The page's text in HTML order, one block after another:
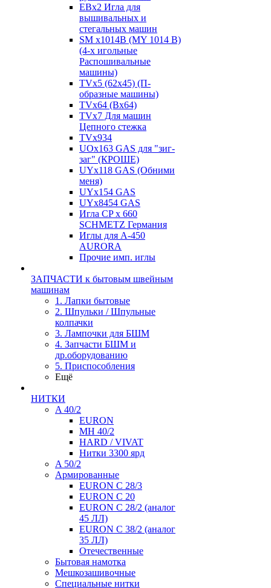
EBx2 Игла для
вышивальных и
стегальных машин
SM x1014B (MY 1014 B)
(4-х игольные
Распошивальные
машины)
TVх5 (62х45) (П-
образные машины)
TVх64 (Вх64)
TVх7 Для машин
Цепного стежка
TVх934
UOx163 GAS для "зиг-
заг" (КРОШЕ)
UYx118 GAS (Обними
меня)
UYx154 GAS
UYx8454 GAS
Игла CP х 660
SCHMETZ Германия
Иглы для А-450
AURORA
Прочие имп. иглы
ЗАПЧАСТИ к бытовым швейным
машинам
1. Лапки бытовые
2. Шпульки / Шпульные
колпачки
3. Лампочки для БШМ
4. Запчасти БШМ и
др.оборудованию
5. Приспособления
Ещё
НИТКИ
A 40/2
EURON
MH 40/2
HARD / VIVAT
Нитки 3300 ярд
A 50/2
Армированные
EURON C 28/3
EURON C 20
EURON C 28/2 (аналог
45 ЛЛ)
EURON C 38/2 (аналог
35 ЛЛ)
Отечественные
Бытовая намотка
Мешкозашивочные
Специальные нитки